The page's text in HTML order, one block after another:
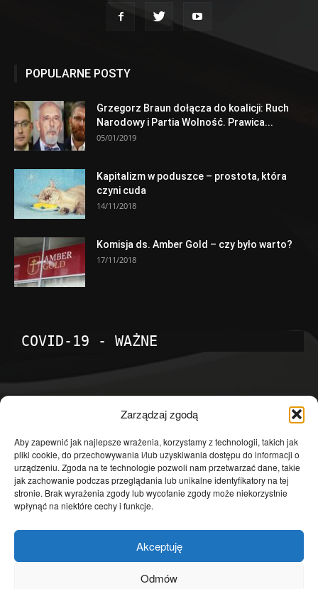
Zarządzaj zgodą
Aby zapewnić jak najlepsze wrażenia, korzystamy z technologii, takich jak
pliki cookie, do przechowywania i/lub uzyskiwania dostępu do informacji o
urządzeniu. Zgoda na te technologie pozwoli nam przetwarzać dane, takie
jak zachowanie podczas przeglądania lub unikalne identyfikatory na tej
stronie. Brak wyrażenia zgody lub wycofanie zgody może niekorzystnie
wpłynąć na niektóre cechy i funkcje.
Akceptuję
Odmów
POPULARNE POSTY
Grzegorz Braun dołącza do koalicji: Ruch
Narodowy i Partia Wolność. Prawica...
05/01/2019
Kapitalizm w poduszce – prostota, która
czyni cuda
14/11/2018
Komisja ds. Amber Gold – czy było warto?
17/11/2018
COVID-19 - WAŻNE
Temat dnia
4602
Publicystyka
4364
Polityka
3640
Polska
Społeczeństwo
2823